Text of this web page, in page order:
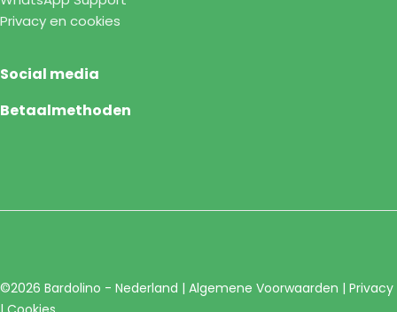
Privacy en cookies
Social media
Betaalmethoden
©2026 Bardolino - Nederland | Algemene Voorwaarden | Privacy